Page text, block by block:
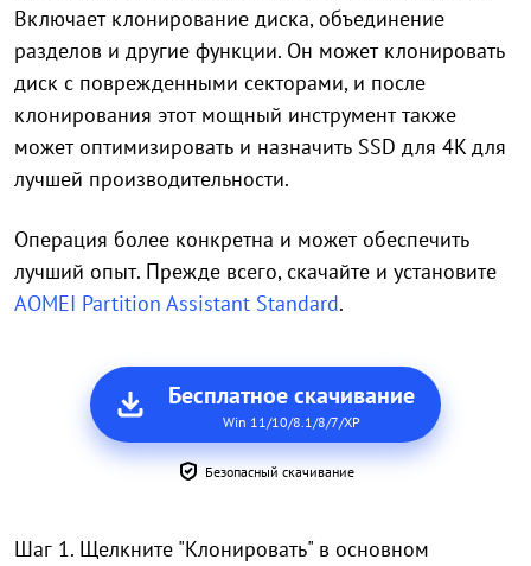
Включает клонирование диска, объединение
разделов и другие функции. Он может клонировать
диск с поврежденными секторами, и после
клонирования этот мощный инструмент также
может оптимизировать и назначить SSD для 4K для
лучшей производительности.
Операция более конкретна и может обеспечить
лучший опыт. Прежде всего, скачайте и установите
AOMEI Partition Assistant Standard.
Бесплатное скачивание
Win 11/10/8.1/8/7/XP
Безопасный скачивание
Шаг 1. Щелкните "Клонировать" в основном